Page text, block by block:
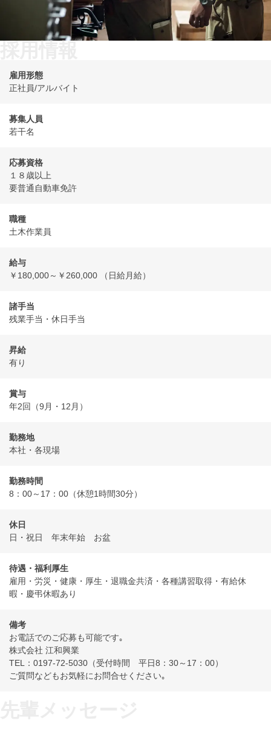
雇用形態
正社員/アルバイト
募集人員
若干名
応募資格
１８歳以上
要普通自動車免許
職種
土木作業員
給与
￥180,000～￥260,000 （日給月給）
諸手当
残業手当・休日手当
昇給
有り
賞与
年2回（9月・12月）
勤務地
本社・各現場
勤務時間
8：00～17：00（休憩1時間30分）
休日
日・祝日 年末年始 お盆
待遇・福利厚生
雇用・労災・健康・厚生・退職金共済・各種講習取得・有給休
暇・慶弔休暇あり
備考
お電話でのご応募も可能です｡
株式会社 江和興業
TEL：0197-72-5030（受付時間 平日8：30～17：00）
ご質問などもお気軽にお問合せください｡